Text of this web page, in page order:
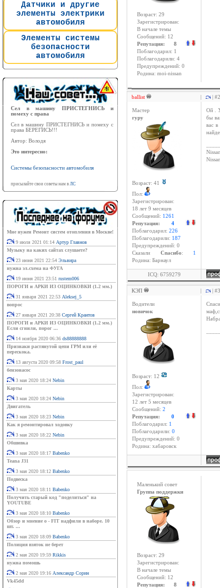
Датчики и другие
элементы электрики
автомобиля
Элементы системы
безопасности
автомобиля
Сел в машину ПРИСТЕГНИСЬ и
помеху с права
Сел в машину ПРИСТЕГНИСЬ и помеху с
права БЕРЕГИСЬ!!!
Автор: Володя
Это интересно:
Системы безопасности автомобиля
присылайте свои советы нам в ЛС
Мне нужен Ремонт систем отопления в Москве!
9 июля 2021 01:14 Артур Главнов
Музыку на каких сайтах слушаете?
23 июня 2021 22:54 Эльвира
нужна эл.схема на ФУГА
19 июня 2021 23:51 rustem006
ПОРОГИ и АРКИ ИЗ ОЦИНКОВКИ (1.2 мм.)
31 января 2021 22:53 Aleksej_5
вопрос
27 января 2021 20:38 Сергей Крантов
ПОРОГИ и АРКИ ИЗ ОЦИНКОВКИ (1.2 мм.)
Если сгнили, порог ...
14 ноября 2020 06:36 ds88888888
Признаки растянутой цепи ГРМ или её
перескока.
13 августа 2020 09:58 Frost_paul
бензонасос
3 мая 2020 18:24 Nebin
Карты
3 мая 2020 18:24 Nebin
Двигатель
3 мая 2020 18:23 Nebin
Как я ремонтировал ходовку
3 мая 2020 18:22 Nebin
Обшивка
3 мая 2020 18:17 Babenko
Teana J31
3 мая 2020 18:12 Babenko
Подвеска
3 мая 2020 18:11 Babenko
Получить старый код "поделиться" на
YOUTUBE
3 мая 2020 18:10 Babenko
Обзор и мнение о - FIT надфили в наборе. 10
шт. ...
3 мая 2020 18:09 Babenko
Полиция взяток не берет
2 мая 2020 19:59 Rikkis
нужна помошь
2 мая 2020 19:16 Александр Сорин
Vk45dd
Возраст: 29
Зарегистрирован:
В начале темы
Сообщений: 12
Репутация: 8
Поблагодарил: 1
Поблагодарили: 4
Предупреждений: 0
Родина: moi-nissan
ballist | |
Мастер
гуру
Возраст: 41
Пол:
Зарегистрирован:
18 лет 9 месяцев
Сообщений: 1261
Репутация: 4
Поблагодарил: 226
Поблагодарили: 187
Предупреждений: 0
Cказали Спасибо: 1
Родина: Барнаул
Ой . У
бы
вас
ICQ: 6759279
КЭП | |
Водители
новичок
Возраст: 12
Пол:
Зарегистрирован:
12 лет 5 месяцев
Сообщений: 2
Репутация: 0
Поблагодарил: 1
Поблагодарили: 0
Предупреждений: 0
Родина: хабаровск
Маленький совет
Группа поддержки
Возраст: 29
Зарегистрирован:
В начале темы
Сообщений: 12
Репутация: 8